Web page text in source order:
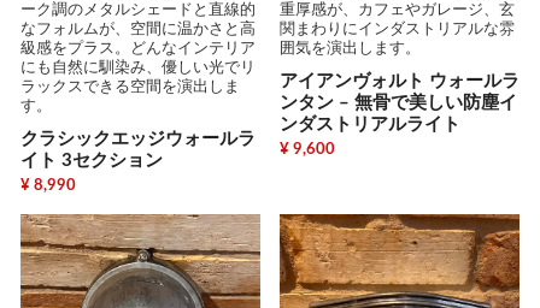
ーク調のメタルシェードと直線的
なフォルムが、空間に温かさと高
級感をプラス。どんなインテリア
にも自然に馴染み、優しい光でリ
ラックスできる空間を演出しま
す。
クラシックエッジウォールラ
イト 3セクション
¥ 8,990
重厚感が、カフェやガレージ、玄
関まわりにインダストリアルな雰
囲気を演出します。
アイアンヴォルト ウォールラ
ンタン – 無骨で美しい防塵イ
ンダストリアルライト
¥ 9,600